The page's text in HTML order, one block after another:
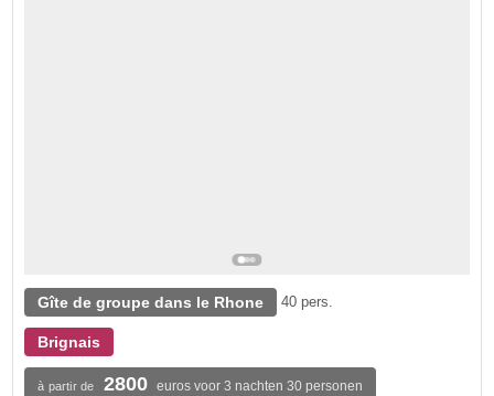
Gîte de groupe dans le Rhone 40 pers.
Brignais
à partir de 2800 euros voor 3 nachten 30 personen